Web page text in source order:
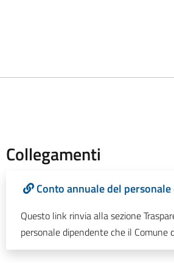
Collegamenti
Conto annuale del
Questo link rinvia alla sezione
personale dipendente che il Comune